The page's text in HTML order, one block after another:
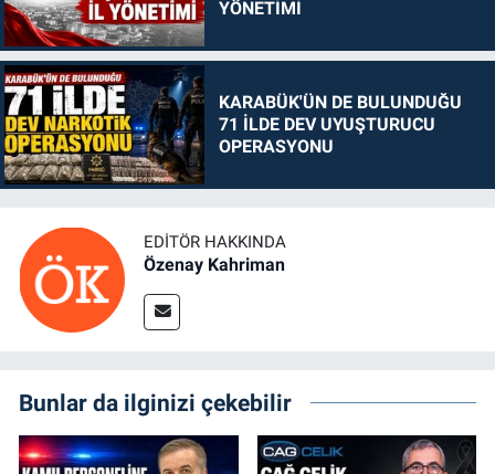
YÖNETİMİ
KARABÜK'ÜN DE BULUNDUĞU
71 İLDE DEV UYUŞTURUCU
OPERASYONU
EDITÖR HAKKINDA
Özenay Kahriman
Bunlar da ilginizi çekebilir